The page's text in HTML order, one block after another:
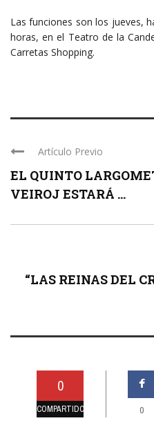
Las funciones son los jueves,
horas, en el Teatro de la
Carretas Shopping.
Artículo Previo
EL QUINTO
VEIROJ ESTARÁ ...
“LAS REINAS DEL
0
COMPARTIDO 0